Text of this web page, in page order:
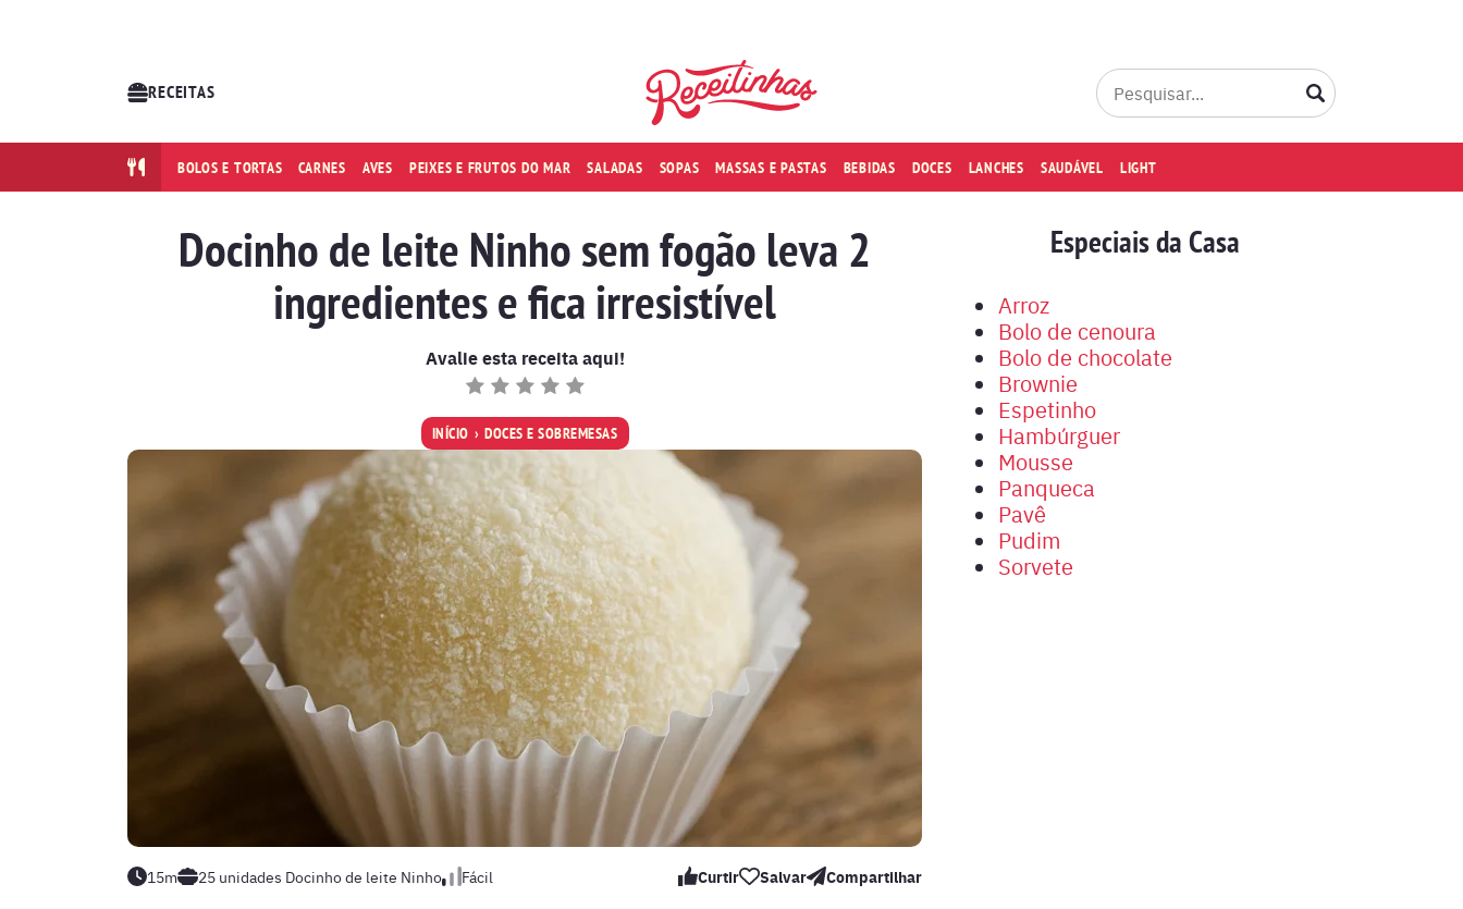
RECEITAS
BOLOS E TORTAS CARNES AVES PEIXES E FRUTOS DO MAR SALADAS SOPAS MASSAS E PASTAS BEBIDAS DOCES LANCHES SAUDÁVEL LIGHT
Docinho de leite Ninho sem fogão leva 2
ingredientes e fica irresistível
Avalie esta receita aqui!
INÍCIO DOCES E SOBREMESAS
15m 25 unidades Docinho de leite Ninho Fácil Curtir Salvar Compartilhar
Especiais da Casa
Arroz
Bolo de cenoura
Bolo de chocolate
Brownie
Espetinho
Hambúrguer
Mousse
Panqueca
Pavê
Pudim
Sorvete